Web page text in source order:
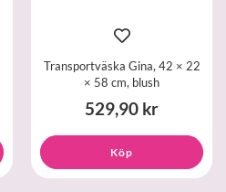
Transportväska Gina, 42 × 22
× 58 cm, blush
529,90 kr
Köp